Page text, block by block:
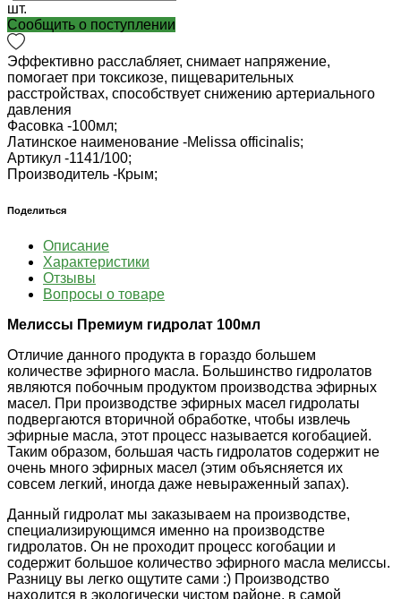
шт.
Cообщить о поступлении
Эффективно расслабляет, снимает напряжение,
помогает при токсикозе, пищеварительных
расстройствах, способствует снижению артериального
давления
Фасовка -100мл;
Латинское наименование -Melissa officinalis;
Артикул -1141/100;
Производитель -Крым;
Поделиться
Описание
Характеристики
Отзывы
Вопросы о товаре
Мелиссы Премиум гидролат 100мл
Отличие данного продукта в гораздо большем
количестве эфирного масла. Большинство гидролатов
являются побочным продуктом производства эфирных
масел. При производстве эфирных масел гидролаты
подвергаются вторичной обработке, чтобы извлечь
эфирные масла, этот процесс называется когобацией.
Таким образом, большая часть гидролатов содержит не
очень много эфирных масел (этим объясняется их
совсем легкий, иногда даже невыраженный запах).
Данный гидролат мы заказываем на производстве,
специализирующимся именно на производстве
гидролатов. Он не проходит процесс когобации и
содержит большое количество эфирного масла мелиссы.
Разницу вы легко ощутите сами :) Производство
находится в экологически чистом районе, в самой